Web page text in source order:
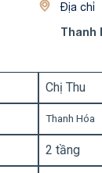
Địa chỉ
Thanh
Chị Thu
Thanh Hóa
2 tầng